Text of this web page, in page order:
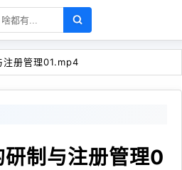
注册管理01.mp4
制与注册管理0